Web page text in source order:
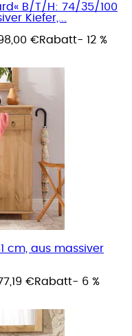
B/T/H: 74/35/100
Kiefer,...
€Rabatt- 12 %
cm, aus massiver
€Rabatt- 6 %